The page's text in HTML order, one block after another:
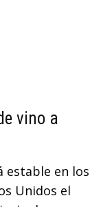
vino a
estable en los
Unidos el